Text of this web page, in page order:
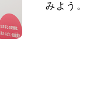
みよう。